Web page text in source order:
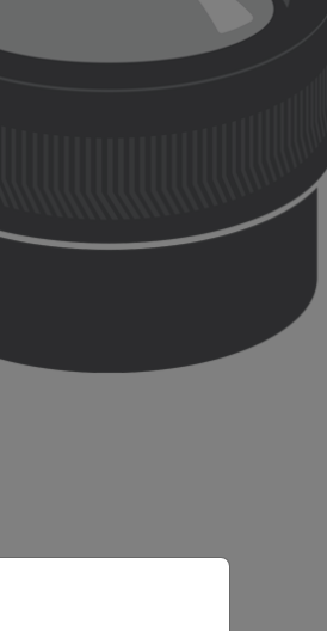
version of our website.